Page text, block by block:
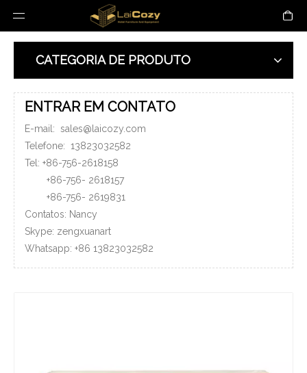
CATEGORIA DE PRODUTO
ENTRAR EM CONTATO
E-mail: sales@laicozy.com
Telefone: 13823032582
Tel: +86-756-2618158
+86-756- 2618157
+86-756- 2619831
Contatos: Nancy
Skype: zengxuanart
Whatsapp: +86 13823032582